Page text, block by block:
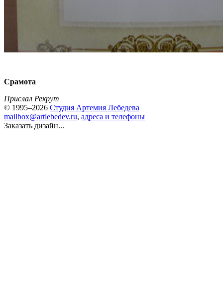
Срамота
Прислал Рекрут
© 1995–2026 Студия Артемия Лебедева
mailbox@artlebedev.ru, адреса и телефоны
Заказать дизайн...